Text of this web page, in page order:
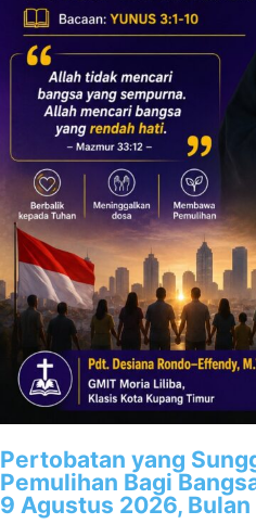
Pertobatan yang
Pemulihan Bagi
9 Agustus 2026, Bulan